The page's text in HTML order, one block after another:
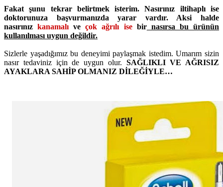
Fakat şunu tekrar belirtmek isterim. Nasırınız iltihaplı ise
doktorunuza başvurmanızda yarar vardır. Aksi halde
nasırınızkanamalı veçok ağrılı isebirnasırsa bu ürünün
kullanılması uygun değildir.
Sizlerle yaşadığımız bu deneyimi paylaşmak istedim. Umarım sizin
nasır tedaviniz için de uygun olur. SAĞLIKLI VE AĞRISIZ
AYAKLARA SAHİP OLMANIZ DİLEĞİYLE…